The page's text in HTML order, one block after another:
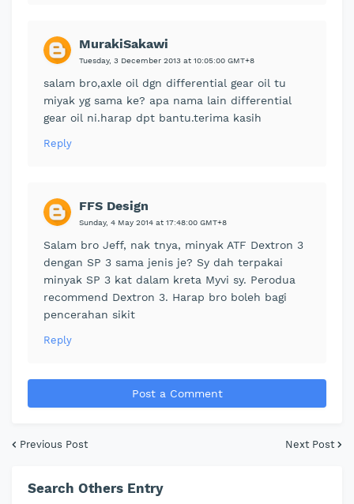
MurakiSakawi
Tuesday, 3 December 2013 at 10:05:00 GMT+8
salam bro,axle oil dgn differential gear oil tu
miyak yg sama ke? apa nama lain differential
gear oil ni.harap dpt bantu.terima kasih
Reply
FFS Design
Sunday, 4 May 2014 at 17:48:00 GMT+8
Salam bro Jeff, nak tnya, minyak ATF Dextron 3
dengan SP 3 sama jenis je? Sy dah terpakai
minyak SP 3 kat dalam kreta Myvi sy. Perodua
recommend Dextron 3. Harap bro boleh bagi
pencerahan sikit
Reply
Post a Comment
Previous Post Next Post
Search Others Entry